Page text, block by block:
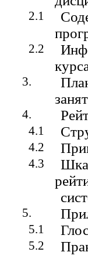
2.1
2.2
3.
4.
4.1
4.2
4.3
5.
5.1
5.2